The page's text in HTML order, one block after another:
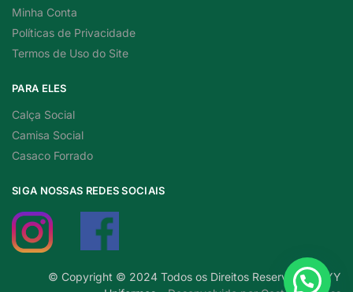
Minha Conta
Políticas de Privacidade
Termos de Uso do Site
PARA ELES
Calça Social
Camisa Social
Casaco Forrado
SIGA NOSSAS REDES SOCIAIS
© Copyright © 2024 Todos os Direitos Reservados a YY